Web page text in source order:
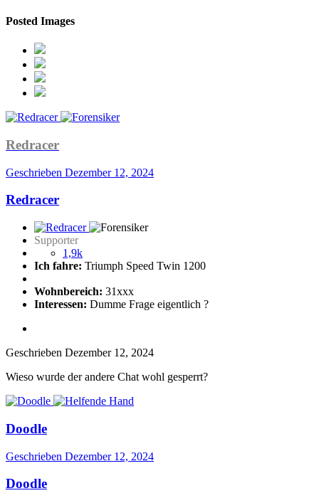
Posted Images
Redracer
Geschrieben Dezember 12, 2024
Redracer
Supporter
1,9k
Ich fahre: Triumph Speed Twin 1200
Wohnbereich: 31xxx
Interessen: Dumme Frage eigentlich ?
Geschrieben Dezember 12, 2024
Wieso wurde der andere Chat wohl gesperrt?
Doodle
Geschrieben Dezember 12, 2024
Doodle